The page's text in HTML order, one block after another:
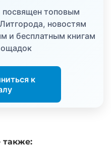
топовым
новостям
и бесплатным книгам
к
также: